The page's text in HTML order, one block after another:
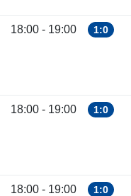
18:00 - 19:00 1:0
18:00 - 19:00 1:0
18:00 - 19:00 1:0